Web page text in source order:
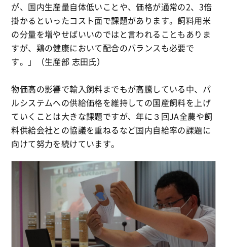
が、国内生産量自体低いことや、価格が通常の2、3倍
掛かるといったコスト面で課題があります。飼料用米
の分量を増やせばいいのではと言われることもありま
すが、鶏の健康において配合のバランスも必要で
す。」（生産部 志田氏）
物価高の影響で輸入飼料までもが高騰している中、パ
ルシステムへの供給価格を維持しての国産飼料を上げ
ていくことは大きな課題ですが、年に３回JA全農や飼
料供給会社との協議を重ねるなど国内自給率の課題に
向けて努力を続けています。